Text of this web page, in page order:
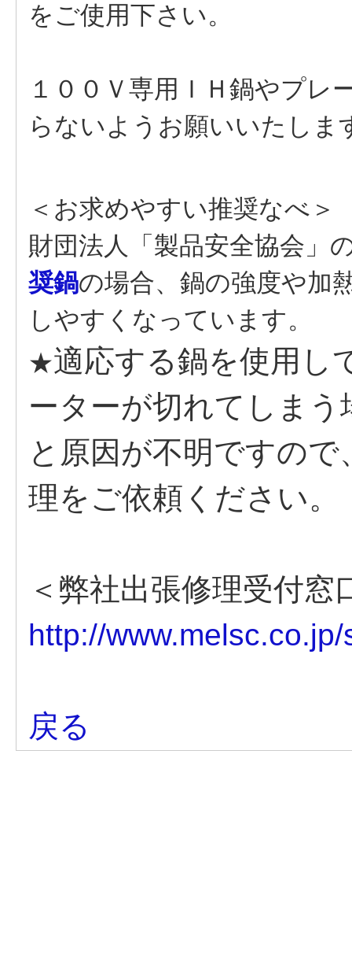
をご使用下さい。
１００Ｖ専用ＩＨ鍋やプレ
らないようお願いいたしま
＜お求めやすい推奨なべ＞
財団法人「製品安全協会」
奨鍋の場合、鍋の強度や加
しやすくなっています。
★適応する鍋を使用し
ーターが切れてしま
と原因が不明ですの
理をご依頼ください。
＜弊社出張修理受付窓
http://
戻る